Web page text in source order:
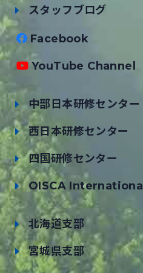
スタッフブログ
Facebook
YouTube Channel
中部日本研修センター
西日本研修センター
四国研修センター
OISCA International
北海道支部
宮城県支部